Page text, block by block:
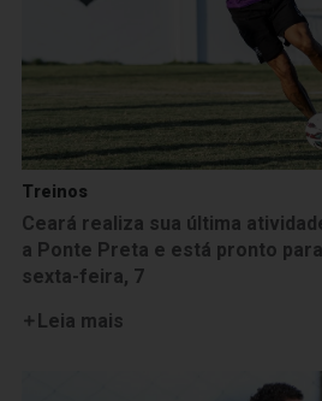
Treinos
Ceará realiza sua última
a Ponte Preta e está pronto
sexta-feira, 7
Leia mais